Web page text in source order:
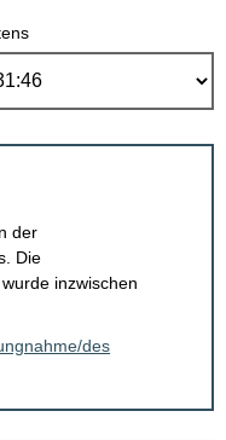
der
Die
inzwischen
des